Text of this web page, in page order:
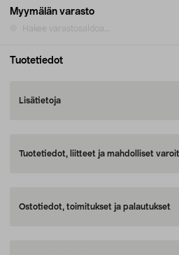
Myymälän varasto
Hakee varastosaldoa...
Tuotetiedot
Lisätietoja
Tuotetiedot, liitteet ja mahdolliset
Ostotiedot, toimitukset ja palautukset